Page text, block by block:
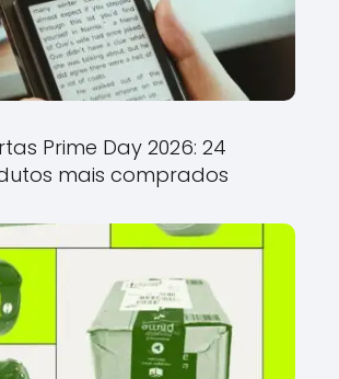
Prime Day 2026: 24
mais comprados